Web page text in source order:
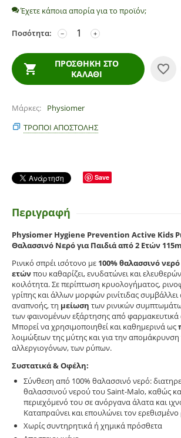
Έχετε κάποια απορία για το προϊόν;
Ποσότητα: +
−
ΠΡΟΣΘΉΚΗ ΣΤΟ
ΚΑΛΆΘΙ
Μάρκες
Physiomer
ΤΡΌΠΟΙ ΑΠΟΣΤΟΛΉΣ
Save
Περιγραφή
Physiomer Hygiene Prevention Active Kids
Θαλασσινό Νερό για Παιδιά από 2 Ετών
Ρινικό σπρέι ισότονο με 100% θαλασσινό νερό
ετώνπου καθαρίζει, ενυδατώνει και
κοιλότητα. Σε περίπτωση κρυολογήματος,
γρίπης και άλλων μορφών ρινίτιδας συμβάλλει
αναπνοής, τη μείωση των ρινικών
των φαινομένων εξάρτησης από
Μπορεί να χρησιμοποιηθεί και καθημερινά ως
λοιμώξεων της μύτης και για την
αλλεργιογόνων, των ρύπων.
Συστατικά & Οφέλη:
Σύνθεση από 100% θαλασσινό νερό:
θαλασσινού νερού του Saint-Malo, καθώς
περιεχόμενό του σε ανόργανα άλατα και
Καταπραΰνει και επουλώνει τον
Χωρίς συντηρητικά ή χημικά πρόσθετα